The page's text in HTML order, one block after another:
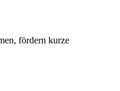
fördern kurze